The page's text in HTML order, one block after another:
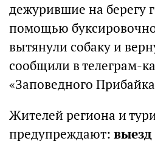
дежурившие на берегу
помощью
вытянули собаку и
сообщили в телеграм-
«Заповедного
Жителей региона и
предупреждают: выезд